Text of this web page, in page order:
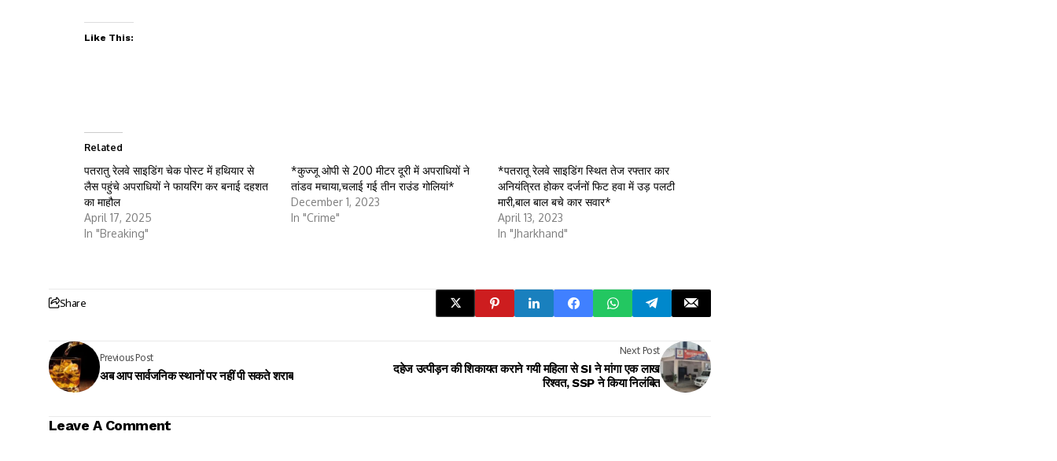
Like This:
Related
पतरातु रेलवे साइडिंग चेक पोस्ट में हथियार से
लैस पहुंचे अपराधियों ने फायरिंग कर बनाई दहशत
का माहौल
April 17, 2025
In "Breaking"
*कुज्जू ओपी से 200 मीटर दूरी में अपराधियों ने
तांडव मचाया,चलाई गई तीन राउंड गोलियां*
December 1, 2023
In "Crime"
*पतरातू रेलवे साइडिंग स्थित तेज रफ्तार कार
अनियंत्रित होकर दर्जनों फिट हवा में उड़ पलटी
मारी,बाल बाल बचे कार सवार*
April 13, 2023
In "Jharkhand"
Share
Previous Post
अब आप सार्वजनिक स्थानों पर नहीं पी सकते शराब
Next Post
दहेज उत्पीड़न की शिकायत कराने गयी महिला से SI ने मांगा एक लाख
रिश्वत, SSP ने किया निलंबित
Leave A Comment